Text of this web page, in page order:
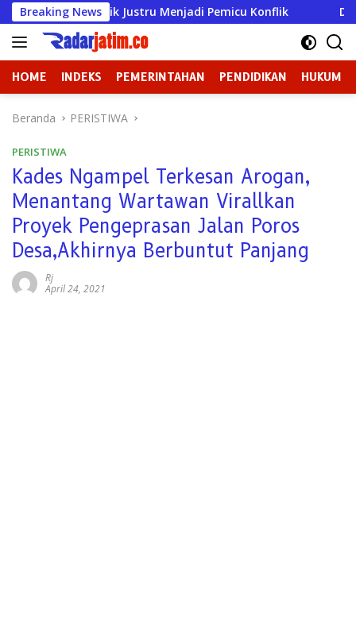
Langsung
ke
konten
Breaking News
Gresik Justru Menjadi Pemicu Konflik Dugaan
HOME INDEKS PEMERINTAHAN PENDIDIKAN HUKUM
Beranda PERISTIWA
PERISTIWA
Kades Ngampel Terkesan Arogan,
Menantang Wartawan Virallkan
Proyek Pengeprasan Jalan Poros
Desa,Akhirnya Berbuntut Panjang
Rj
April 24, 2021